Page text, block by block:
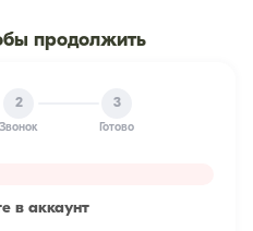
продолжить
2
Звонок
3
Готово
в аккаунт